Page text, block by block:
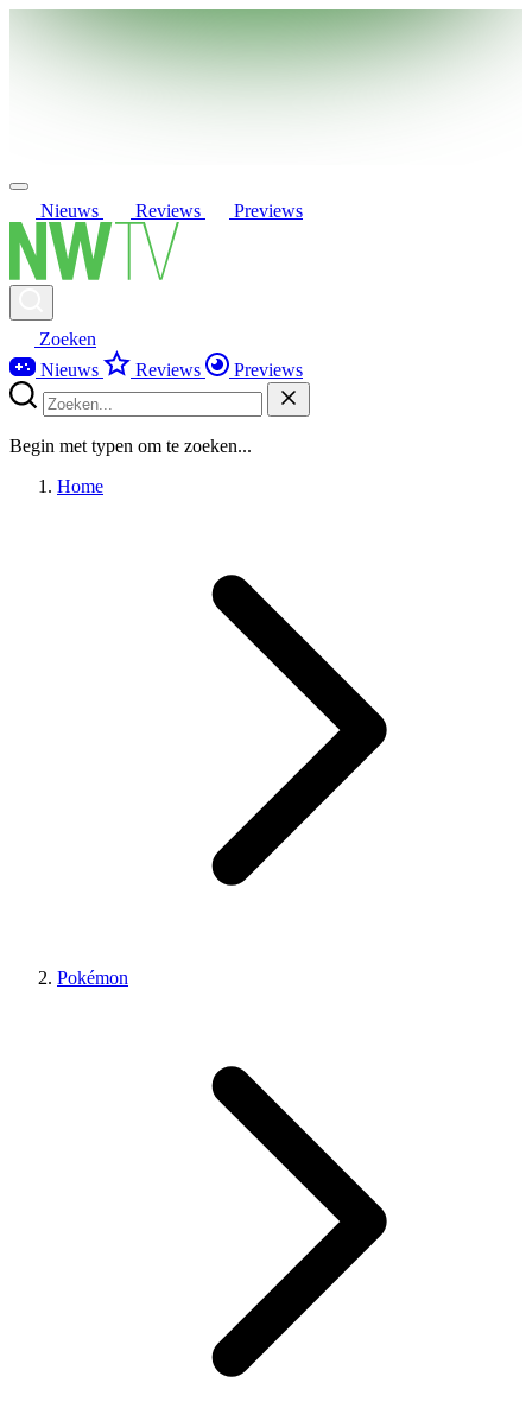
Nieuws Reviews Previews
Zoeken
Nieuws
Reviews Previews
Begin met typen om te zoeken...
Home
Pokémon